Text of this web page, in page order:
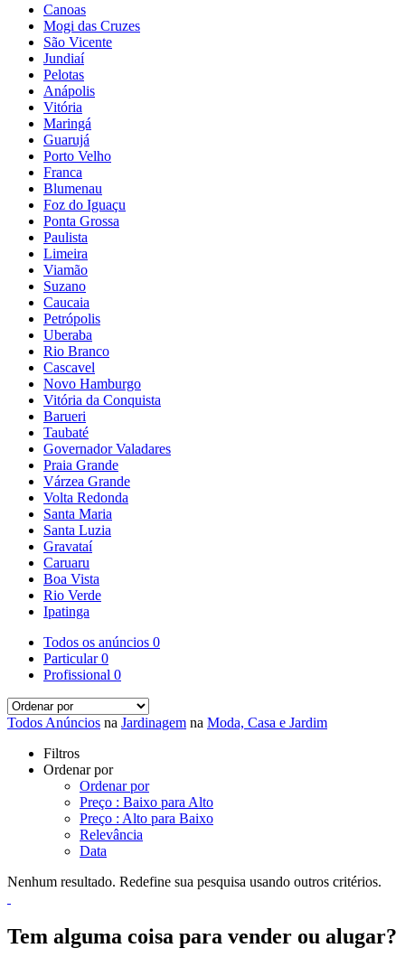
Canoas
Mogi das Cruzes
São Vicente
Jundiaí
Pelotas
Anápolis
Vitória
Maringá
Guarujá
Porto Velho
Franca
Blumenau
Foz do Iguaçu
Ponta Grossa
Paulista
Limeira
Viamão
Suzano
Caucaia
Petrópolis
Uberaba
Rio Branco
Cascavel
Novo Hamburgo
Vitória da Conquista
Barueri
Taubaté
Governador Valadares
Praia Grande
Várzea Grande
Volta Redonda
Santa Maria
Santa Luzia
Gravataí
Caruaru
Boa Vista
Rio Verde
Ipatinga
Todos os anúncios 0
Particular0
Profissional 0
Todos Anúncios na Jardinagem na Moda, Casa e Jardim
Filtros
Ordenar por
Ordenar por
Preço : Baixo para Alto
Preço : Alto para Baixo
Relevância
Data
Nenhum resultado. Redefine sua pesquisa usando outros critérios.
Tem alguma coisa para vender ou alugar?